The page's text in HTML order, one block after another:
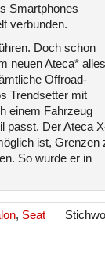
Smartphones
verbunden.
Doch schon
neuen Ateca*
Offroad-
Trendsetter mit
einem Fahrzeug
passt. Der Ateca
ist, Grenzen
So wurde er in
, Seat